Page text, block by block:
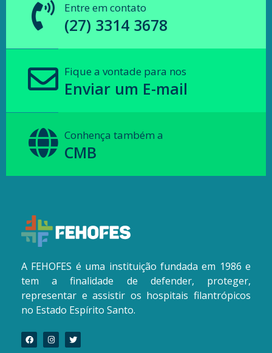
Entre em contato
(27) 3314 3678
Fique a vontade para nos
Enviar um E-mail
Conhença também a
CMB
A FEHOFES é uma instituição fundada em 1986 e
tem a finalidade de defender, proteger,
representar e assistir os hospitais filantrópicos
no Estado Espírito Santo.